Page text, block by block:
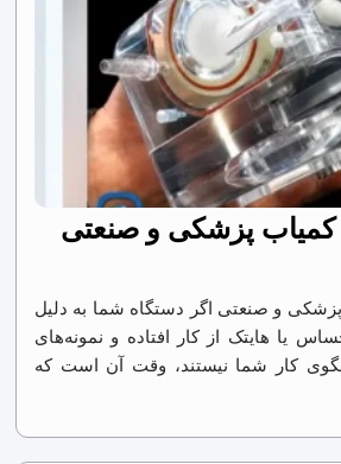
کمیاب پزشکی و صنعتی
و صنعتی اگر دستگاه شما به دلیل
یا هایتک از کار افتاده و نمونه‌های
کار شما نیستند، وقت آن است که